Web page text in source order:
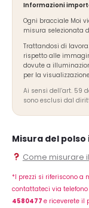
Informazioni
Ogni bracciale Moi
misura selezionata
Trattandosi di
rispetto alle
dovute a
per la
Ai sensi dell’art. 59
sono esclusi dal
Misura del polso
Come misurare
*I prezzi si riferiscono a
contattateci via
4580477 e riceverete il